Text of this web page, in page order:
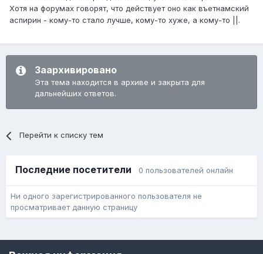
Хотя на форумах говорят, что действует оно как въетнамский
аспирин - кому-то стало лучше, кому-то хуже, а кому-то ||.
Заархивировано
Эта тема находится в архиве и закрыта для
дальнейших ответов.
Перейти к списку тем
Последние посетители 0 пользователей онлайн
Ни одного зарегистрированного пользователя не
просматривает данную страницу